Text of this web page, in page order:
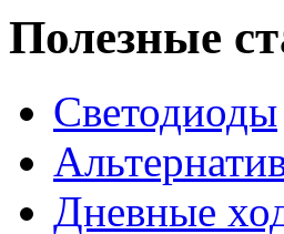
Полезные
Светодиоды
Дневные